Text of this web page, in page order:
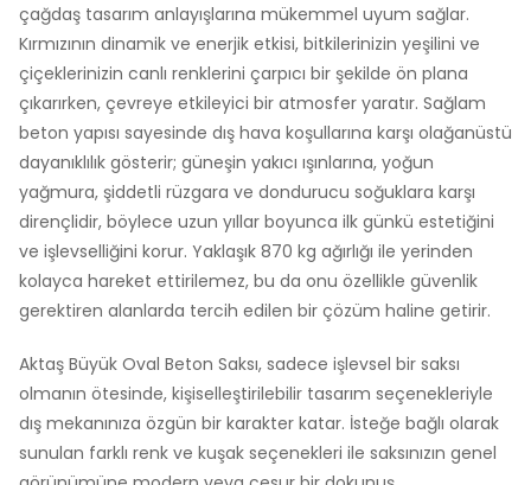
çağdaş tasarım anlayışlarına mükemmel uyum sağlar.
Kırmızının dinamik ve enerjik etkisi, bitkilerinizin yeşilini ve
çiçeklerinizin canlı renklerini çarpıcı bir şekilde ön plana
çıkarırken, çevreye etkileyici bir atmosfer yaratır. Sağlam
beton yapısı sayesinde dış hava koşullarına karşı olağanüstü
dayanıklılık gösterir; güneşin yakıcı ışınlarına, yoğun
yağmura, şiddetli rüzgara ve dondurucu soğuklara karşı
dirençlidir, böylece uzun yıllar boyunca ilk günkü estetiğini
ve işlevselliğini korur. Yaklaşık 870 kg ağırlığı ile yerinden
kolayca hareket ettirilemez, bu da onu özellikle güvenlik
gerektiren alanlarda tercih edilen bir çözüm haline getirir.
Aktaş Büyük Oval Beton Saksı, sadece işlevsel bir saksı
olmanın ötesinde, kişiselleştirilebilir tasarım seçenekleriyle
dış mekanınıza özgün bir karakter katar. İsteğe bağlı olarak
sunulan farklı renk ve kuşak seçenekleri ile saksınızın genel